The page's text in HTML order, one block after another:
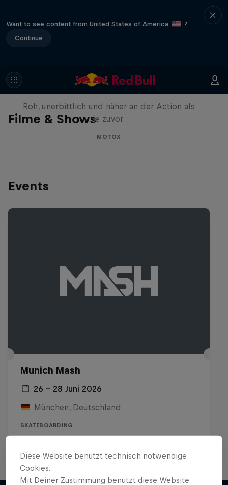
Want to see content from United States of America
?
Continue
Filme & Shows
Masters of Dirt – Freestyle
Showdown Tour 2025
Roh, unerbittlich und näher an der Action als
je zuvor.
MOTOX
Events
Munich Mash
26 – 28 Juni 2026
München, Deutschland
SKATEBOARDING
Diese Website benutzt technisch notwendige
Cookies.
Mit Deiner Zustimmung benutzt diese Website